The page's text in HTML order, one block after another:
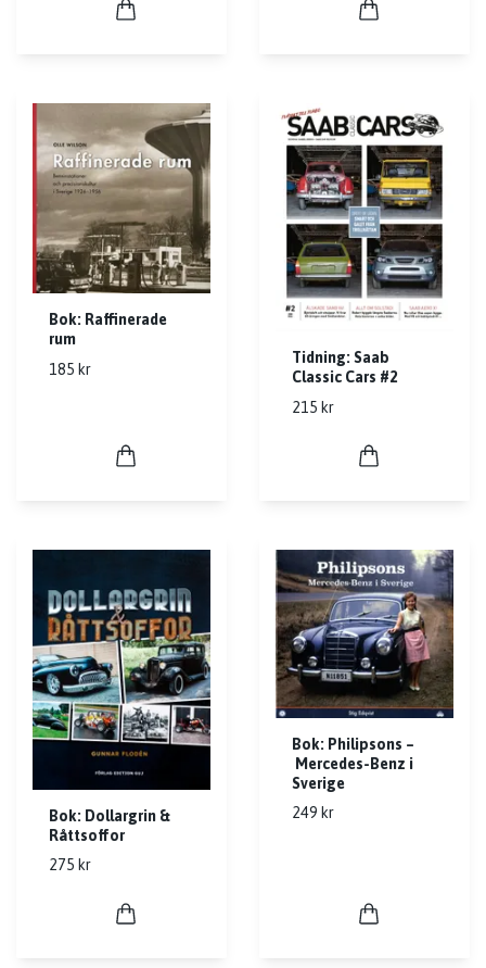
Bok: Raffinerade
rum
185 kr
Tidning: Saab
Classic Cars #2
215 kr
Bok: Dollargrin &
Råttsoffor
275 kr
Bok: Philipsons –
Mercedes-Benz i
Sverige
249 kr